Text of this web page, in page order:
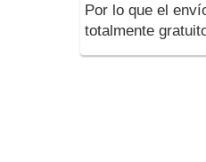
Por lo que el
totalmente